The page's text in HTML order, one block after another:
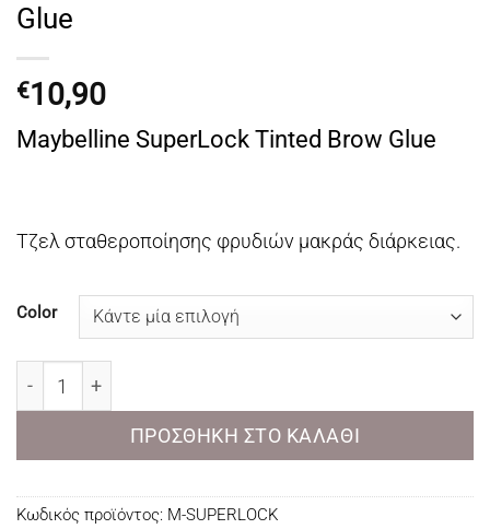
Glue
€10,90
Maybelline SuperLock Tinted Brow Glue
Tζελ σταθεροποίησης φρυδιών μακράς διάρκειας.
Color
ΠΡΟΣΘΉΚΗ ΣΤΟ ΚΑΛΆΘΙ
Κωδικός προϊόντος: M-SUPERLOCK